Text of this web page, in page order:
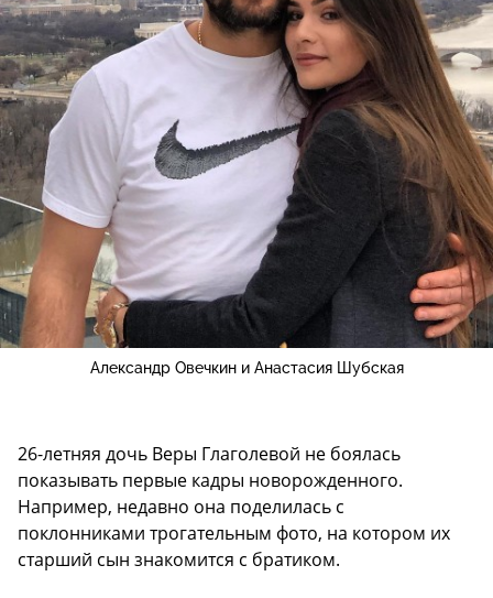
Александр Овечкин и Анастасия Шубская
26-летняя дочь Веры Глаголевой не боялась
показывать первые кадры новорожденного.
Например, недавно она поделилась с
поклонниками трогательным фото, на котором их
старший сын знакомится с братиком.